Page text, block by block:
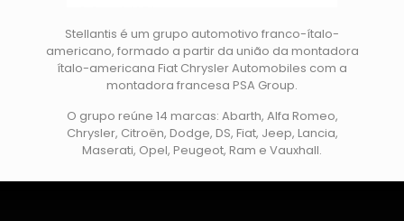
Stellantis é um grupo automotivo franco-ítalo-
americano, formado a partir da união da montadora
ítalo-americana Fiat Chrysler Automobiles com a
montadora francesa PSA Group.
O grupo reúne 14 marcas: Abarth, Alfa Romeo,
Chrysler, Citroën, Dodge, DS, Fiat, Jeep, Lancia,
Maserati, Opel, Peugeot, Ram e Vauxhall.